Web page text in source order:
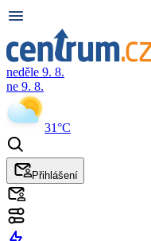
neděle 9. 8.
ne 9. 8.
31°C
Přihlášení